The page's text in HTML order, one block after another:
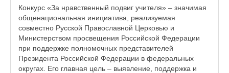
Конкурс «За нравственный подвиг учителя» – значимая
общенациональная инициатива, реализуемая
совместно Русской Православной Церковью и
Министерством просвещения Российской Федерации
при поддержке полномочных представителей
Президента Российской Федерации в федеральных
округах. Его главная цель – выявление, поддержка и